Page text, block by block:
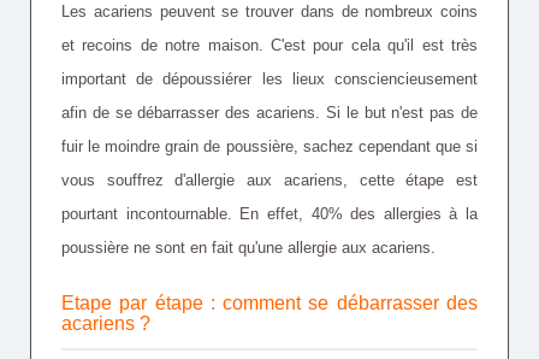
Les acariens peuvent se trouver dans de nombreux coins
et recoins de notre maison. C'est pour cela qu'il est très
important de dépoussiérer les lieux consciencieusement
afin de se débarrasser des acariens. Si le but n'est pas de
fuir le moindre grain de poussière, sachez cependant que si
vous souffrez d'allergie aux acariens, cette étape est
pourtant incontournable. En effet, 40% des allergies à la
poussière ne sont en fait qu'une allergie aux acariens.
Etape par étape : comment se débarrasser des
acariens ?